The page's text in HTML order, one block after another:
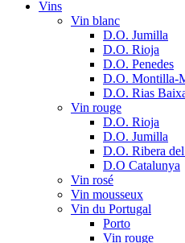
Vins
Vin blanc
D.O. Jumilla
D.O. Rioja
D.O. Penedes
D.O. Montilla-
D.O. Rias
Vin rouge
D.O. Rioja
D.O. Jumilla
D.O. Ribera
D.O Catalunya
Vin rosé
Vin mousseux
Vin du Portugal
Porto
Vin rouge